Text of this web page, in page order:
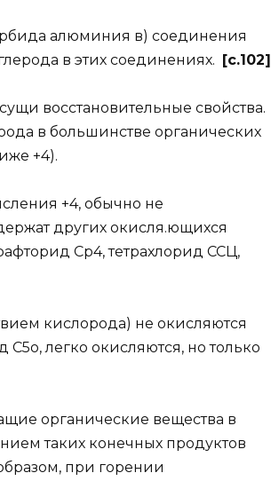
алюминия в) соединения
в этих соединениях. [c.102]
восстановительные свойства.
в большинстве органических
+4).
+4, обычно не
других окисля.ющихся
Ср4, тетрахлорид ССЦ,
кислорода) не окисляются
легко окисляются, но только
органические вещества в
таких конечных продуктов
при горении